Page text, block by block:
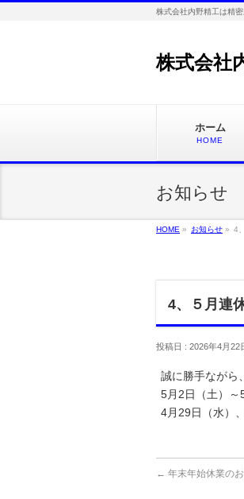
株式会社内野精工は精
株式会社
ホーム
HOME
お知らせ
HOME » お知らせ » 4
4、５月連
投稿日 : 2026年4月22
誠に勝手ながら
5月2日（土）～
4月29日（水）
← 年末年始休業の